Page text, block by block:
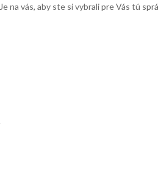
na vás, aby ste si vybrali pre Vás tú